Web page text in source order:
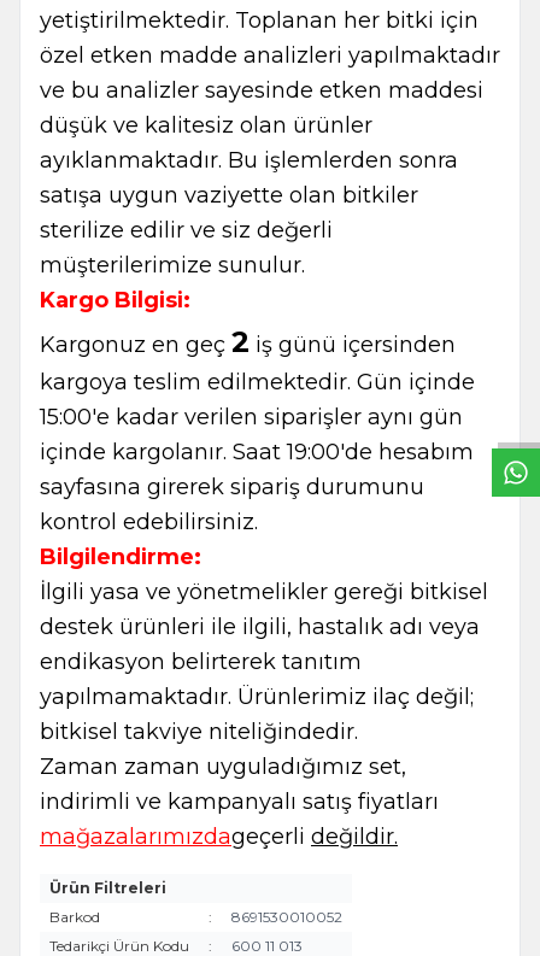
yetiştirilmektedir. Toplanan her bitki için
özel etken madde analizleri yapılmaktadır
ve bu analizler sayesinde etken maddesi
düşük ve kalitesiz olan ürünler
ayıklanmaktadır. Bu işlemlerden sonra
satışa uygun vaziyette olan bitkiler
sterilize edilir ve siz değerli
müşterilerimize sunulur.
Kargo Bilgisi:
Kargonuz en geç 2 iş günü içersinden
kargoya teslim edilmektedir. Gün içinde
15:00'e kadar verilen siparişler aynı gün
içinde kargolanır. Saat 19:00'de hesabım
sayfasına girerek sipariş durumunu
kontrol edebilirsiniz.
Bilgilendirme:
İlgili yasa ve yönetmelikler gereği bitkisel
destek ürünleri ile ilgili, hastalık adı veya
endikasyon belirterek tanıtım
yapılmamaktadır. Ürünlerimiz ilaç değil;
bitkisel takviye niteliğindedir.
Zaman zaman uyguladığımız set,
indirimli ve kampanyalı satış fiyatları
mağazalarımızdageçerli değildir.
Ürün Filtreleri
Barkod
:
8691530010052
Tedarikçi Ürün Kodu
: 600 11 013